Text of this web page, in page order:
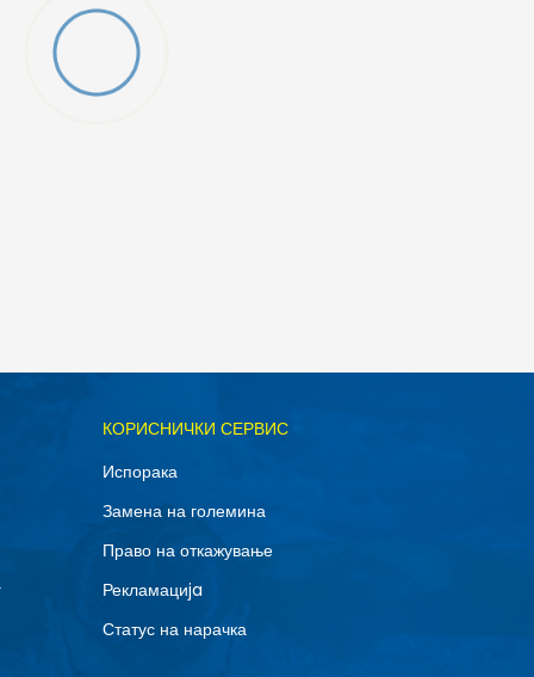
КОРИСНИЧКИ СЕРВИС
Испорака
Замена на големина
Право на откажување
Рекламациja
Статус на нарачка